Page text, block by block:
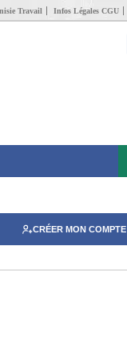
Travail Infos Légales CGU
CRÉER MON COMPTE